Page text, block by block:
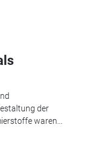
der
waren...